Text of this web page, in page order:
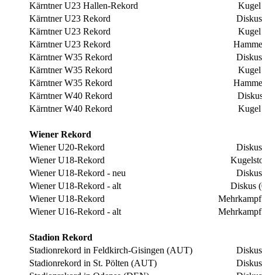
Kärntner U23 Hallen-Rekord
Kärntner U23 Rekord
Kärntner U23 Rekord
Kärntner U23 Rekord
Kärntner W35 Rekord
Kärntner W35 Rekord
Kärntner W35 Rekord
Kärntner W40 Rekord
Kärntner W40 Rekord
Wiener Rekord
Wiener U20-Rekord
Wiener U18-Rekord
Wiener U18-Rekord - neu
Wiener U18-Rekord - alt
Diskus
Wiener U18-Rekord
Wiener U16-Rekord - alt
Stadion Rekord
Stadionrekord in Feldkirch-Gisingen (AUT)
Stadionrekord in St. Pölten (AUT)